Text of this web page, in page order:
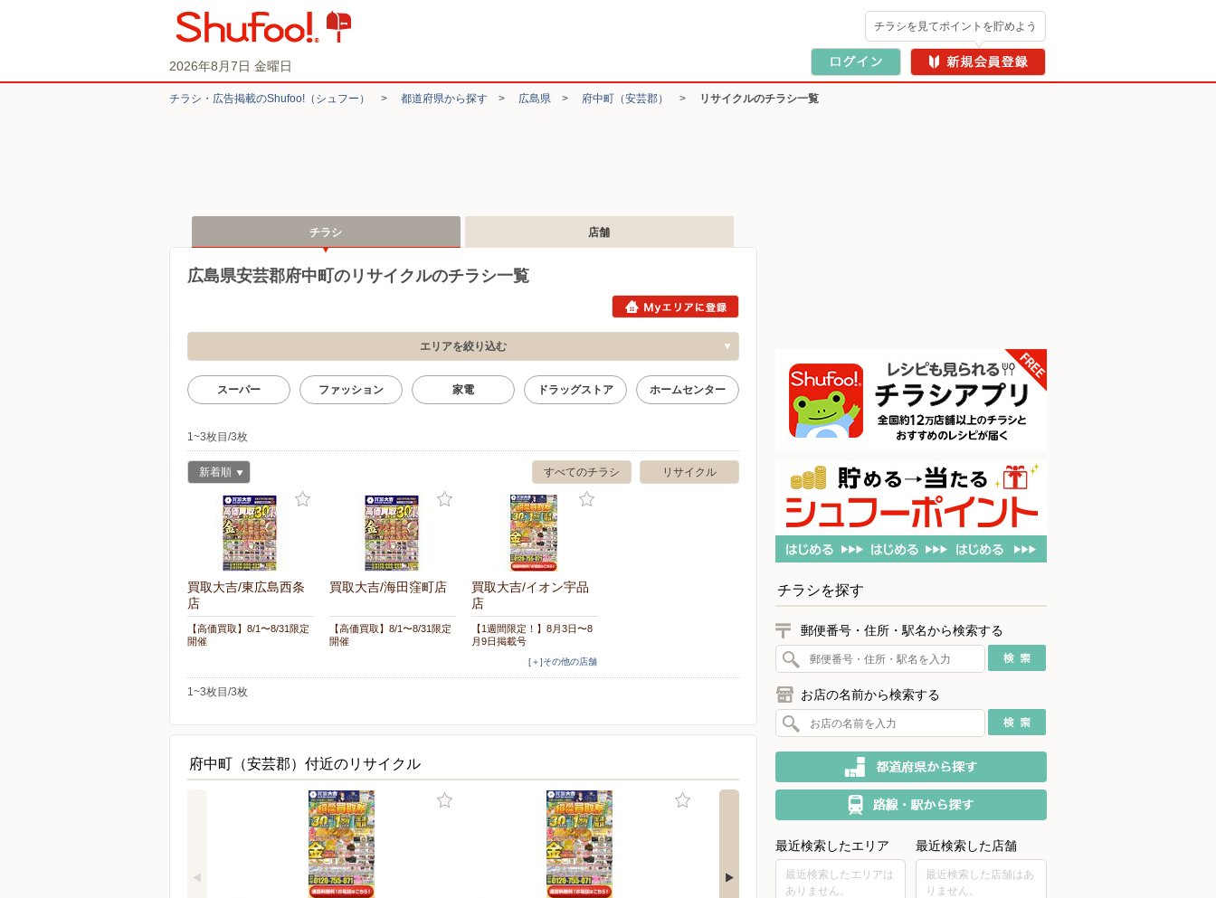
2026年8月7日 金曜日
チラシを見てポイントを貯めよう
チラシ・​広告掲載の​Shufoo!​（シュフー） > 都道府県から探す > 広島県 > 府中町（安芸郡） > リサイクルのチラシ一覧
チラシ 店舗
広島県安芸郡府中町のリサイクルのチラシ一覧
エリアを絞り込む
スーパー ファッション 家電 ドラッグストア ホームセンター
1~3枚目/3枚
リサイクル
すべてのチラシ
新着順
買取大吉/東広島西条
店
【高価買取】8/1〜8/31限定
開催
買取大吉/海田窪町店
【高価買取】8/1〜8/31限定
開催
買取大吉/イオン宇品
店
【1週間限定！】8月3日〜8
月9日掲載号
[＋]その他の店舗
1~3枚目/3枚
府中町（安芸郡）付近のリサイクル
チラシを探す
郵便番号・住所・駅名から検索する
お店の名前から検索する
最近検索したエリア
最近検索したエリアは
ありません。
最近検索した店舗
最近検索した店舗はあ
りません。